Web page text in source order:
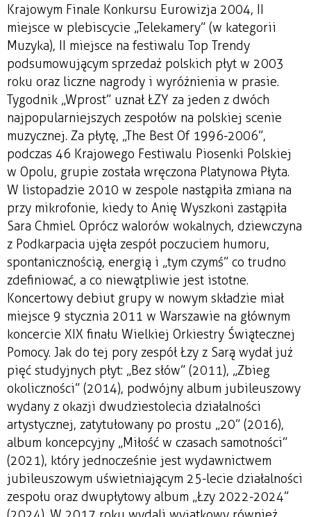
Krajowym Finale Konkursu Eurowizja 2004, II
miejsce w plebiscycie „Telekamery” (w kategorii
Muzyka), II miejsce na festiwalu Top Trendy
podsumowującym sprzedaż polskich płyt w 2003
roku oraz liczne nagrody i wyróżnienia w prasie.
Tygodnik „Wprost” uznał ŁZY za jeden z dwóch
najpopularniejszych zespołów na polskiej scenie
muzycznej. Za płytę, „The Best Of 1996-2006”,
podczas 46 Krajowego Festiwalu Piosenki Polskiej
w Opolu, grupie została wręczona Platynowa Płyta.
W listopadzie 2010 w zespole nastąpiła zmiana na
przy mikrofonie, kiedy to Anię Wyszkoni zastąpiła
Sara Chmiel. Oprócz walorów wokalnych, dziewczyna
z Podkarpacia ujęła zespół poczuciem humoru,
spontanicznością, energią i „tym czymś” co trudno
zdefiniować, a co niewątpliwie jest istotne.
Koncertowy debiut grupy w nowym składzie miał
miejsce 9 stycznia 2011 w Warszawie na głównym
koncercie XIX finału Wielkiej Orkiestry Świątecznej
Pomocy. Jak do tej pory zespół Łzy z Sarą wydał już
pięć studyjnych płyt: „Bez słów” (2011), „Zbieg
okoliczności” (2014), podwójny album jubileuszowy
wydany z okazji dwudziestolecia działalności
artystycznej, zatytułowany po prostu „20” (2016),
album koncepcyjny „Miłość w czasach samotności”
(2021), który jednocześnie jest wydawnictwem
jubileuszowym uświetniającym 25-lecie działalności
zespołu oraz dwupłytowy album „Łzy 2022-2024”